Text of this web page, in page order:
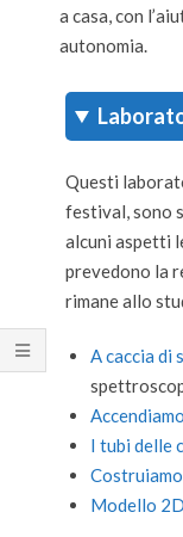
a casa, con
autonomia.
Questi
festival, sono
alcuni aspetti
prevedono la
rimane allo
A caccia di
I tubi delle
Modello